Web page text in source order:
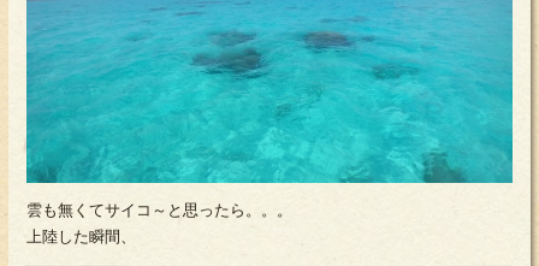
雲も無くてサイコ～と思ったら。。。
上陸した瞬間、